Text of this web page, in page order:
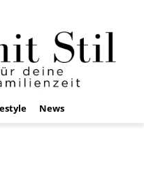
News